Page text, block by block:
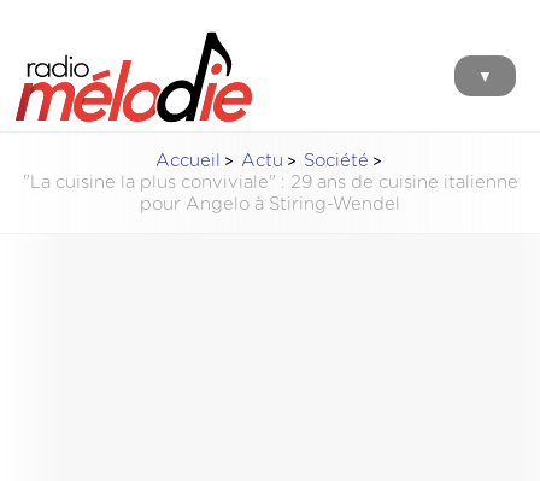
▼
Accueil Actu
Société
"La cuisine la plus conviviale" : 29 ans de cuisine italienne
pour Angelo à Stiring-Wendel